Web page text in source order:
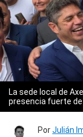
La sede local de
presencia fuerte de
PorJulián